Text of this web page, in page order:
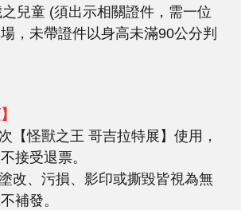
兒童 (須出示相關證件，需一位
，未帶證件以身高未滿90公分判
【怪獸之王 哥吉拉特展】使用，
接受退票。
改、污損、影印或撕毀皆視為無
補發。